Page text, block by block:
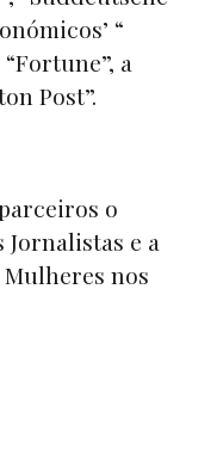
“
“Fortune”, a
Post”.
o
Jornalistas e a
nos